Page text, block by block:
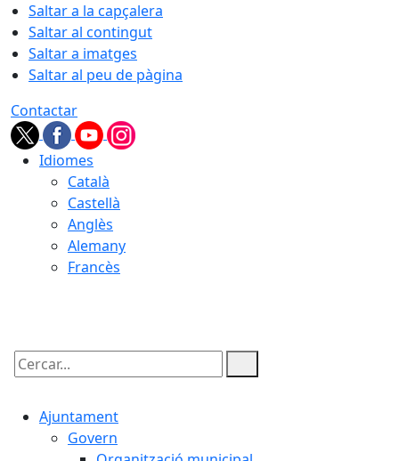
Saltar a la capçalera
Saltar al contingut
Saltar a imatges
Saltar al peu de pàgina
Contactar
Idiomes
Català
Castellà
Anglès
Alemany
Francès
Cercar:
Ajuntament
Govern